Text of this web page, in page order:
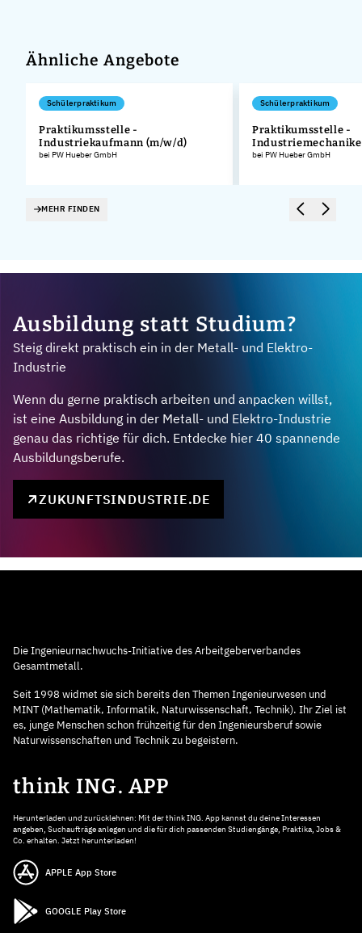
Ähnliche Angebote
Schülerpraktikum
Praktikumsstelle -
Industriekaufmann (m/w/d)
bei PW Hueber GmbH
Schülerpraktikum
Praktikumsstelle -
bei PW Hueber GmbH
MEHR FINDEN
Ausbildung statt Studium?
Steig direkt praktisch ein in der Metall- und Elektro-
Industrie
Wenn du gerne praktisch arbeiten und anpacken willst,
ist eine Ausbildung in der Metall- und Elektro-Industrie
genau das richtige für dich. Entdecke hier 40 spannende
Ausbildungsberufe.
ZUKUNFTSINDUSTRIE.DE
Die Ingenieurnachwuchs-Initiative des Arbeitgeberverbandes
Gesamtmetall.
Seit 1998 widmet sie sich bereits den Themen Ingenieurwesen und
MINT (Mathematik, Informatik, Naturwissenschaft, Technik). Ihr Ziel ist
es, junge Menschen schon frühzeitig für den Ingenieursberuf sowie
Naturwissenschaften und Technik zu begeistern.
think ING. APP
Herunterladen und zurücklehnen: Mit der think ING. App kannst du deine Interessen
angeben, Suchaufträge anlegen und die für dich passenden Studiengänge, Praktika, Jobs &
Co. erhalten. Jetzt herunterladen!
APPLE App Store
GOOGLE Play Store